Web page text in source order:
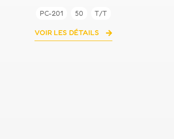
à 4 roues
PC-201 50 T/T
VOIR LES DÉTAILS